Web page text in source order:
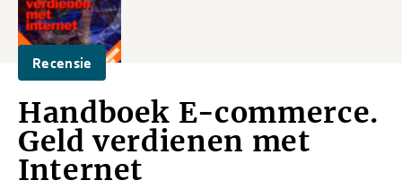
Recensie
Handboek E-commerce.
Geld verdienen met
Internet